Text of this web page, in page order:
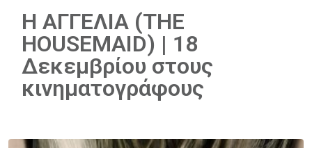
Η ΑΓΓΕΛΙΑ (THE
HOUSEMAID) | 18
Δεκεμβρίου στους
κινηματογράφους